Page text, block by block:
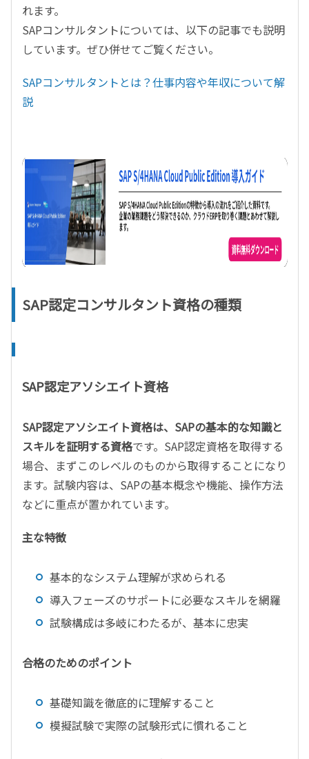
れます。
SAPコンサルタントについては、以下の記事でも説明
しています。ぜひ併せてご覧ください。
SAPコンサルタントとは？仕事内容や年収について解
説
SAP認定コンサルタント資格の種類
SAP認定アソシエイト資格
SAP認定アソシエイト資格は、SAPの基本的な知識と
スキルを証明する資格です。SAP認定資格を取得する
場合、まずこのレベルのものから取得することになり
ます。試験内容は、SAPの基本概念や機能、操作方法
などに重点が置かれています。
主な特徴
基本的なシステム理解が求められる
導入フェーズのサポートに必要なスキルを網羅
試験構成は多岐にわたるが、基本に忠実
合格のためのポイント
基礎知識を徹底的に理解すること
模擬試験で実際の試験形式に慣れること